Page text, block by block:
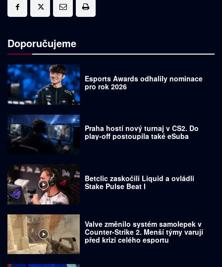
Doporučujeme
Esports Awards odhalily nominace
pro rok 2026
Praha hostí nový turnaj v CS2. Do
play-off postoupila také eSuba
Betclic zaskočili Liquid a ovládli
Stake Pulse Beat I
Valve změnilo systém samolepek v
Counter-Strike 2. Menší týmy varují
před krizí celého esportu